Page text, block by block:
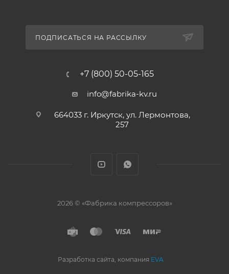
ПОДПИСАТЬСЯ НА РАССЫЛКУ
+7 (800) 50-05-165
info@fabrika-kv.ru
664033 г. Иркутск, ул. Лермонтова,
257
2026 © «Фабрика компрессоров»
Разработка сайта, компания EVA